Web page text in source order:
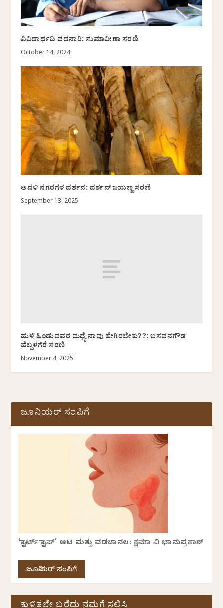
ವಿವಿದಾರ್ಥದಿ ಪದನಾರಿ: ಸುಮಾವೀಣಾ ಸರಣಿ
October 14, 2024
ಅವಳಿ ನಗರಗಳ ದರ್ಶನ: ದರ್ಶನ್‌ ಜಯಣ್ಣ ಸರಣಿ
September 13, 2025
ಹುಳಿ ಹಿಂಡುವವರ ಮಧ್ಯೆ ನಾವು ಹೇಗಿರಬೇಕು??: ಬಸವನಗೌಡ
ಹೆಬ್ಬಳಗೆರೆ ಸರಣಿ
November 4, 2025
ಜೂನಿಯರ್ ಸಂಪಿಗೆ
‘ಸ್ಟಾರ್ಟ್ ಸ್ಟಾಪ್’ ಆಟ ಮತ್ತು ವಡಬಾನಲ: ಕ್ಷಮಾ ವಿ ಭಾನುಪ್ರಕಾಶ್
ಜೂನಿಯರ್ ಸಂಪಿಗೆ